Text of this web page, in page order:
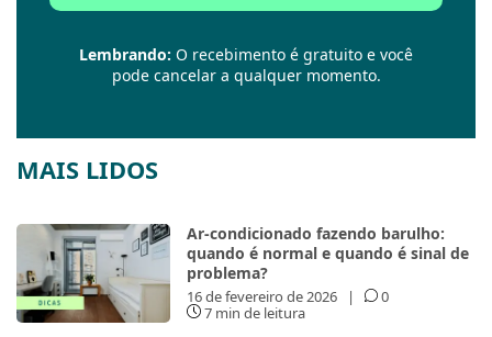
Lembrando: O recebimento é gratuito e você
pode cancelar a qualquer momento.
MAIS LIDOS
Ar-condicionado fazendo barulho:
quando é normal e quando é sinal de
problema?
16 de fevereiro de 2026 |
0
7 min de leitura